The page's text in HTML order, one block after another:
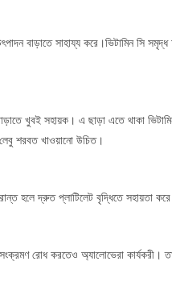
বাড়াতে সাহায্য করে।ভিটামিন সি
খুবই সহায়ক। এ ছাড়া এতে থাকা
শরবত খাওয়ানো উচিত।
হলে দ্রুত প্লাটিলেট বৃদ্ধিতে সহায়তা
রোধ করতেও অ্যালোভেরা কার্যকরী।